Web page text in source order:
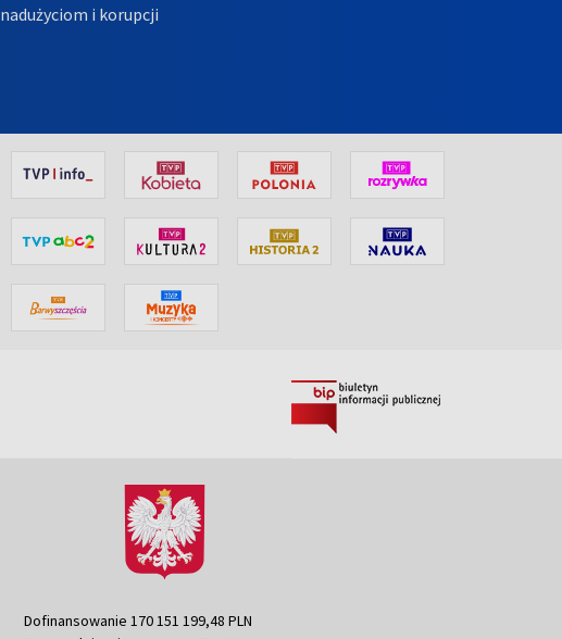
nadużyciom i korupcji
Dofinansowanie 170 151 199,48 PLN